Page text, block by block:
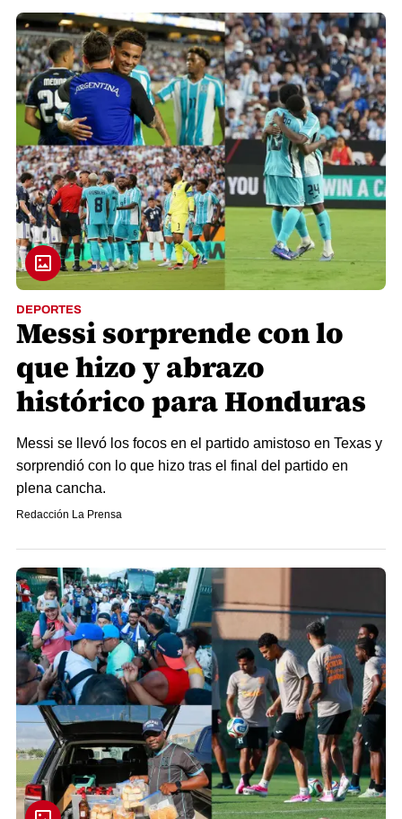
DEPORTES
Messi sorprende con lo
que hizo y abrazo
histórico para Honduras
Messi se llevó los focos en el partido amistoso en Texas y
sorprendió con lo que hizo tras el final del partido en
plena cancha.
Redacción La Prensa